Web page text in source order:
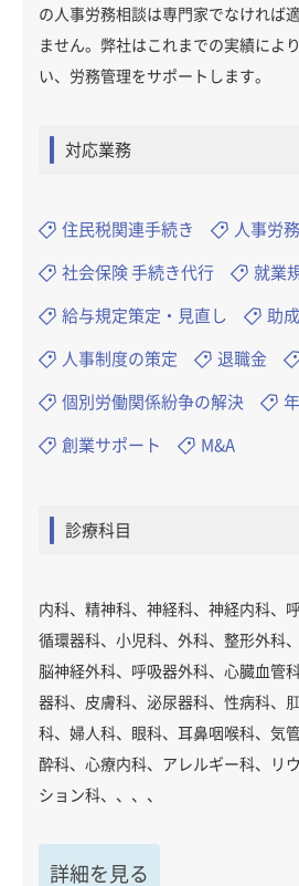
の人事労務相談は専門家でなければ
ません。弊社はこれまでの実績によ
い、労務管理をサポートします。
対応業務
住民税関連手続き 人事労
社会保険 手続き代行 就業
給与規定策定・見直し 助
人事制度の策定 退職金
個別労働関係紛争の解決
創業サポート M&A
診療科目
内科、精神科、神経科、神経内科、
循環器科、小児科、外科、整形外科
脳神経外科、呼吸器外科、心臓血管
器科、皮膚科、泌尿器科、性病科、
科、婦人科、眼科、耳鼻咽喉科、気
酔科、心療内科、アレルギー科、リ
ション科、、、、
詳細を見る